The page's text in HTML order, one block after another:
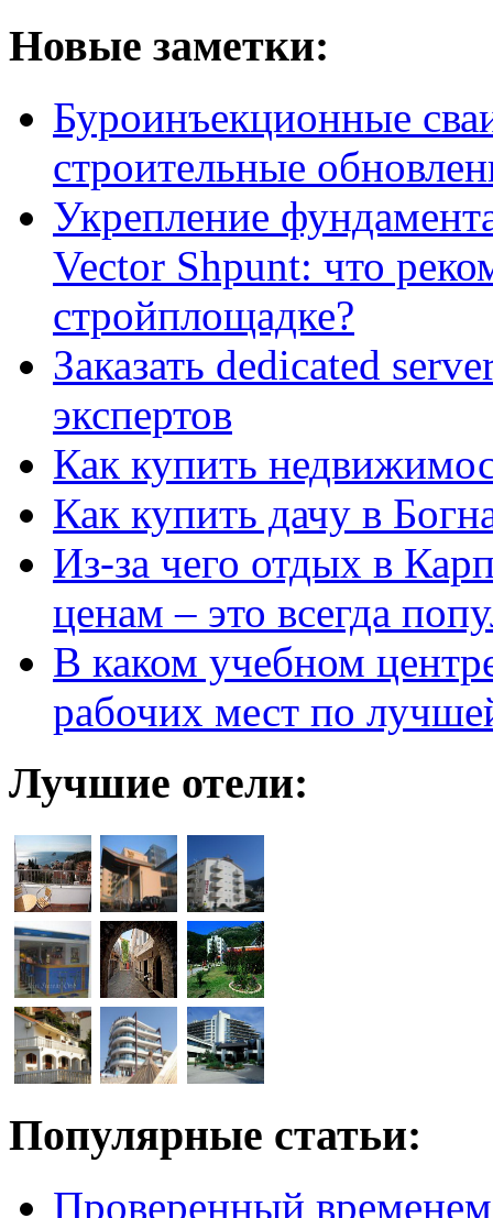
Новые заметки:
Буроинъекционные
строительные
Укрепление
Vector Shpunt: что
стройплощадке?
Заказать dedicated
экспертов
Как купить
Как купить дачу в
Из-за чего отдых в
ценам – это всегда
В каком учебном
рабочих мест по
Лучшие отели:
Популярные статьи:
Проверенный временем